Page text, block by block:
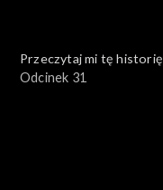
Przeczytaj mi tę historię
Odcinek 31